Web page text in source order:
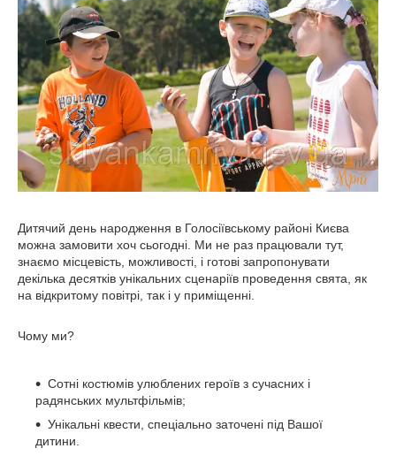
Дитячий день народження в Голосіївському районі Києва
можна замовити хоч сьогодні. Ми не раз працювали тут,
знаємо місцевість, можливості, і готові запропонувати
декілька десятків унікальних сценаріїв проведення свята, як
на відкритому повітрі, так і у приміщенні.
Чому ми?
Сотні костюмів улюблених героїв з сучасних і
радянських мультфільмів;
Унікальні квести, спеціально заточені під Вашої
дитини.